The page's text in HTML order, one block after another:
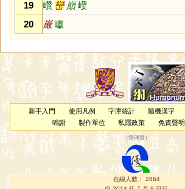
19
巑 巒 巔 巕
20
巖 巘
新手入門 使用凡例 字庫統計 隨機漢字
鳴謝
製作單位 私隱政策 免責聲明
（管理員 ）
在線人數： 2864